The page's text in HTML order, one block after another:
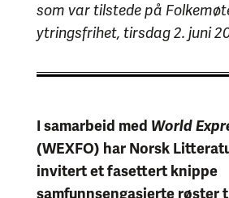
som var tilstede på
ytringsfrihet, tirsdag 2. juni
I samarbeid med World
(WEXFO) har Norsk
invitert et fasettert knippe
samfunnsengasjerte røster